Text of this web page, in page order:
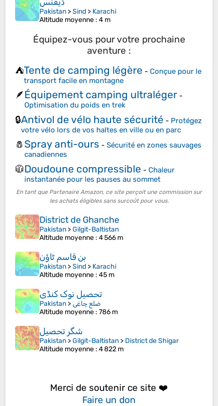
Pakistan >Sind > Karachi
Altitude moyenne : 4 m
Équipez-vous pour votre prochaine
aventure :
⛺Tente de camping légère - Conçue pour le
transport facile en montagne
🪶Équipement camping ultraléger -
Optimisation du poids en trek
🔒Antivol de vélo haute sécurité - Protégez
votre vélo lors de vos haltes en ville ou en parc
🧂 Spray anti-ours - Sécurité en zones sauvages
canadiennes
🧥Doudoune compressible - Chaleur
instantanée pour les pauses au sommet
En tant que Partenaire Amazon, ce site perçoit une commission sur
les achats éligibles sans surcoût pour vous.
District de Ghanche
Pakistan >Gilgit-Baltistan
Altitude moyenne : 4 566 m
بن قاسم ٹاؤن
Pakistan >Sind > Karachi
Altitude moyenne : 45 m
تحصیل نوک کنڈی
Pakistan >ضلع چاغی
Altitude moyenne : 786 m
شگر تحصیل
Pakistan >Gilgit-Baltistan > District de Shigar
Altitude moyenne : 4 822 m
Merci de soutenir ce site ❤️
Faire un don